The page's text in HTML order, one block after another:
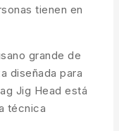
tienen en
grande de
diseñada para
Jig Head está
técnica